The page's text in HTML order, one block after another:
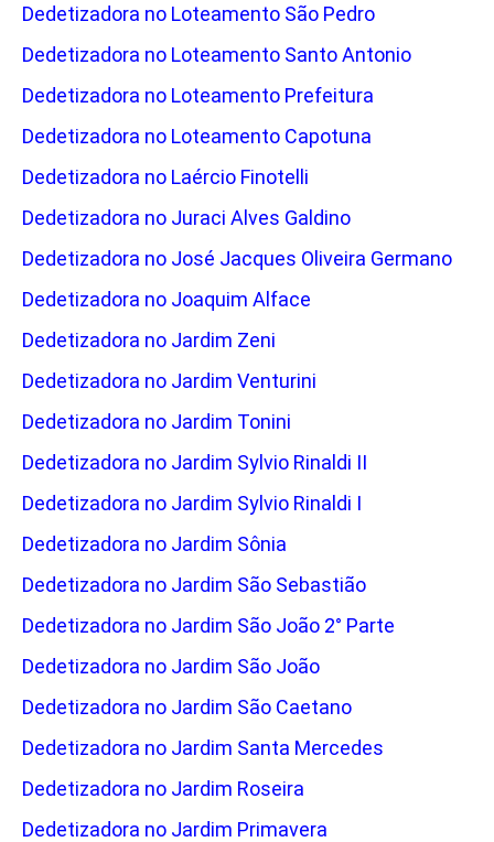
Dedetizadora no Loteamento São Pedro
Dedetizadora no Loteamento Santo Antonio
Dedetizadora no Loteamento Prefeitura
Dedetizadora no Loteamento Capotuna
Dedetizadora no Laércio Finotelli
Dedetizadora no Juraci Alves Galdino
Dedetizadora no José Jacques Oliveira Germano
Dedetizadora no Joaquim Alface
Dedetizadora no Jardim Zeni
Dedetizadora no Jardim Venturini
Dedetizadora no Jardim Tonini
Dedetizadora no Jardim Sylvio Rinaldi II
Dedetizadora no Jardim Sylvio Rinaldi I
Dedetizadora no Jardim Sônia
Dedetizadora no Jardim São Sebastião
Dedetizadora no Jardim São João 2° Parte
Dedetizadora no Jardim São João
Dedetizadora no Jardim São Caetano
Dedetizadora no Jardim Santa Mercedes
Dedetizadora no Jardim Roseira
Dedetizadora no Jardim Primavera